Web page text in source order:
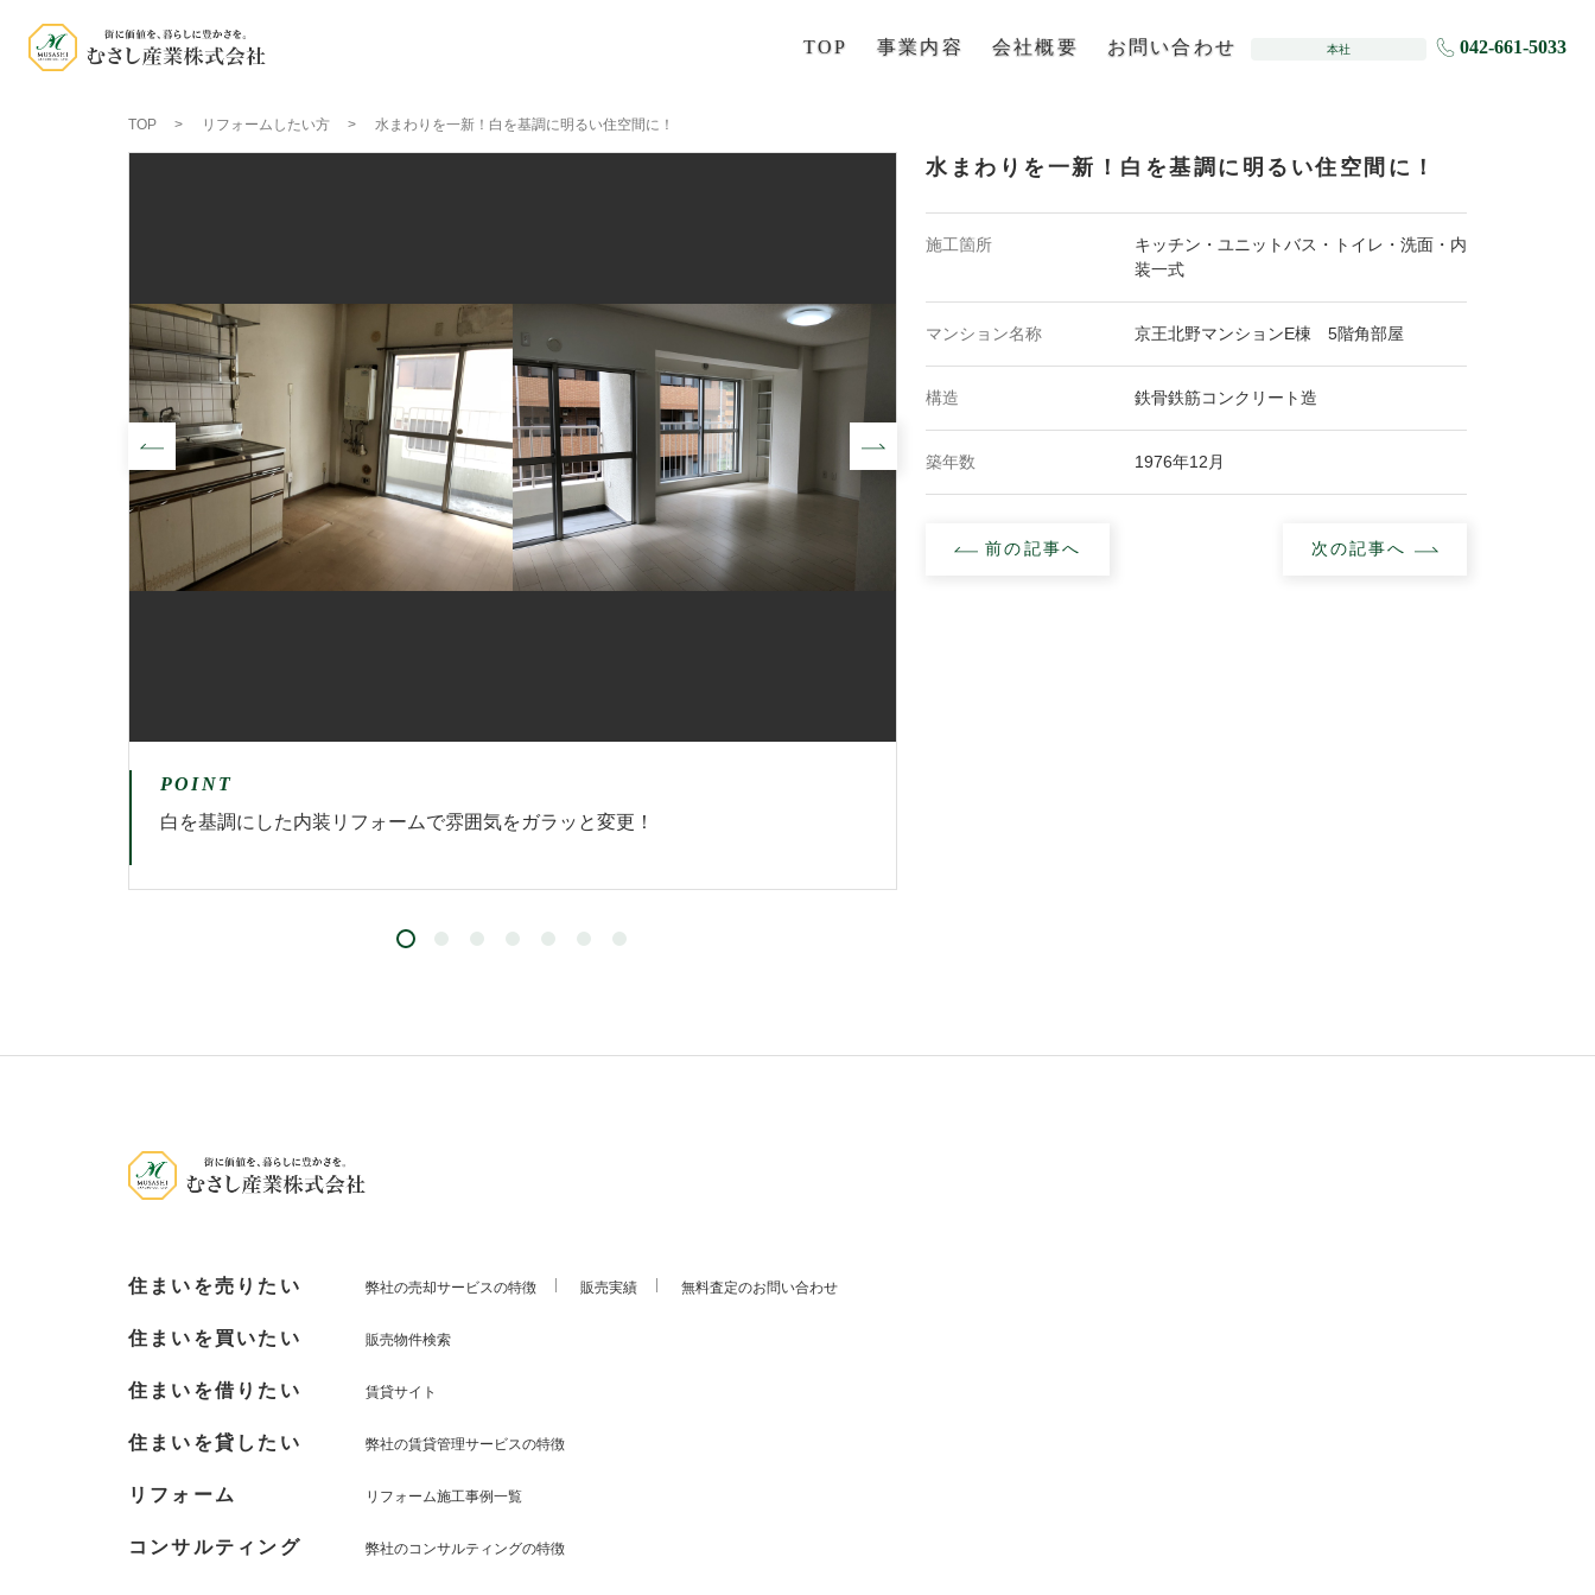
TOP 事業内容 会社概要 お問い合わせ 本社 042-661-5033
TOP リフォームしたい方 水まわりを一新！白を基調に明るい住空間に！
POINT
白を基調にした内装リフォームで雰囲気をガラッと変更！
水まわりを一新！白を基調に明るい住空間に！
施工箇所
キッチン・ユニットバス・トイレ・洗面・内
装一式
マンション名称 京王北野マンションE棟 5階角部屋
構造 鉄骨鉄筋コンクリート造
築年数 1976年12月
前の記事へ 次の記事へ
住まいを売りたい 弊社の売却サービスの特徴 販売実績 無料査定のお問い合わせ
住まいを買いたい 販売物件検索
住まいを借りたい 賃貸サイト
住まいを貸したい 弊社の賃貸管理サービスの特徴
リフォーム リフォーム施工事例一覧
コンサルティング 弊社のコンサルティングの特徴